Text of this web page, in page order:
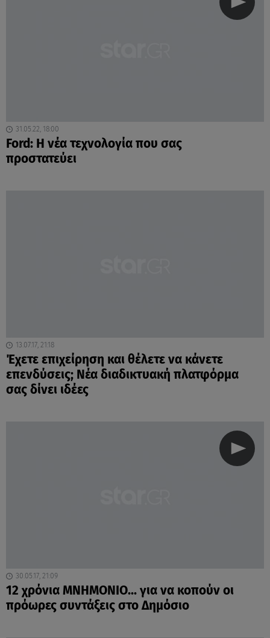
31.05.22, 18:00
Ford: Η νέα τεχνολογία που σας
προστατεύει
13.07.17, 21:18
Έχετε επιχείρηση και θέλετε να κάνετε
επενδύσεις; Νέα διαδικτυακή πλατφόρμα
σας δίνει ιδέες
30.05.17, 21:09
12 χρόνια ΜΝΗΜΟΝΙΟ... για να κοπούν οι
πρόωρες συντάξεις στο Δημόσιο